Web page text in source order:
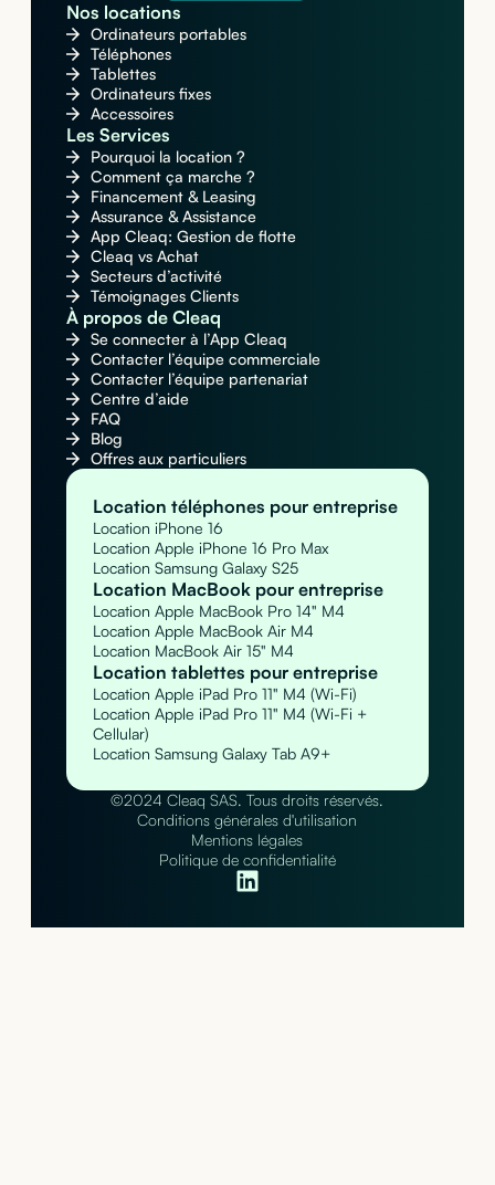
Nos locations
Ordinateurs portables
Téléphones
Tablettes
Ordinateurs fixes
Accessoires
Les Services
Pourquoi la location ?
Comment ça marche ?
Financement & Leasing
Assurance & Assistance
App Cleaq: Gestion de flotte
Cleaq vs Achat
Secteurs d’activité
Témoignages Clients
À propos de Cleaq
Se connecter à l’App Cleaq
Contacter l’équipe commerciale
Contacter l’équipe partenariat
Centre d’aide
FAQ
Blog
Offres aux particuliers
Location téléphones pour entreprise
Location iPhone 16
Location Apple iPhone 16 Pro Max
Location Samsung Galaxy S25
Location MacBook pour entreprise
Location Apple MacBook Pro 14" M4
Location Apple MacBook Air M4
Location MacBook Air 15" M4
Location tablettes pour entreprise
Location Apple iPad Pro 11" M4 (Wi-Fi)
Location Apple iPad Pro 11" M4 (Wi-Fi +
Cellular)
Location Samsung Galaxy Tab A9+
©2024 Cleaq SAS. Tous droits réservés.
Conditions générales d'utilisation
Mentions légales
Politique de confidentialité